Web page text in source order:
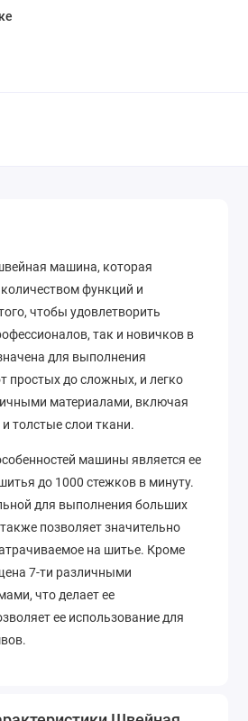
машина, которая
функций и
чтобы удовлетворить
так и новичков в
для выполнения
простых до сложных, и легко
материалами, включая
толстые слои ткани.
машины является ее
до 1000 стежков в минуту.
для выполнения больших
позволяет значительно
на шитье. Кроме
7-ти различными
что делает ее
ее использование для